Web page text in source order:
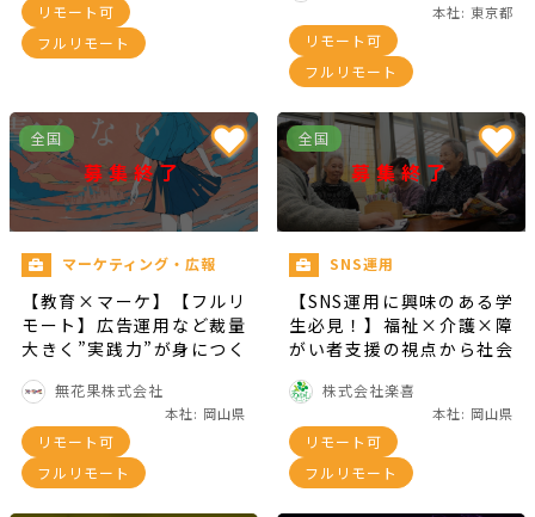
リモート可
フルリモート
本社: 東京都
リモート可
フルリモート
全国
募集終了
マーケティング・広報
【教育×マーケ】【フルリ
モート】広告運用など裁量
大きく”実践力”が身につく
無花果株式会社
本社: 岡山県
リモート可
フルリモート
全国
募集終了
SNS運用
【SNS運用に興味のある学
生必見！】福祉×介護×障
がい者支援の視点から社会
株式会社楽喜
本社: 岡山県
リモート可
フルリモート